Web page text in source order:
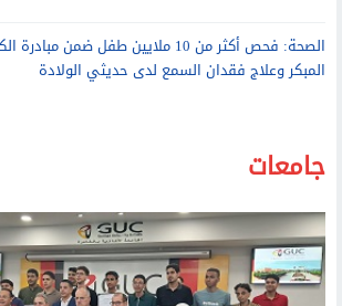
الاتحاد الأوروبي يدعو ميتا وتيك توك إلى التصدي
بعد أحداث سبتة
جامعات